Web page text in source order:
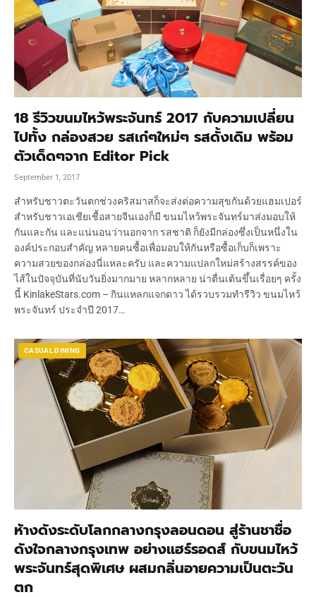
18 รีวิวขนมไหว้พระจันทร์ 2017 กับความเปลี่ยน
ไปทั้ง กล่องสวย รสเก๋ๆใหม่ๆ รสดั้งเดิม พร้อม
ตัวเด็ดๆจาก Editor Pick
September 1, 2017
สำหรับชาวตะวันตกช่วงคริสมาสก็จะส่งต่อความสุขกันด้วยแฮมเปอร์
สำหรับชาวเอเชียเชื้อสายจีนเองก็มี ขนมไหว้พระจันทร์มาส่งมอบให้
กันและกัน และแน่นอนว่านอกจาก รสชาติ ก็ยังมีกล่องซึ่งเป็นหนึ่งใน
องค์ประกอบสำคัญ หลายคนซื้อเพื่อมอบให้กันหรือซื้อเก็บก็เพราะ
ความสวยของกล่องนี่แหละครับ และความแปลกใหม่สร้างสรรค์ของ
ไส้ในปัจจุบันที่นับวันยิ่งมากมาย หลากหลาย น่าตื่นเต้นขึ้นเรื่อยๆ ครั้ง
นี้ KinlakeStars.com – กินแหลกแจกดาว ได้รวบรวมทำรีวิว ขนมไหว้
พระจันทร์ ประจำปี 2017…
CASUAL DINING
ห้างดังระดับโลกกลางกรุงลอนดอน สู่ร้านชาชื่อ
ดังใจกลางกรุงเทพ อย่างแฮร์รอดส์ กับขนมไหว้
พระจันทร์สุดพิเศษ ผสมกลิ่นอายความเป็นตะวัน
ตก